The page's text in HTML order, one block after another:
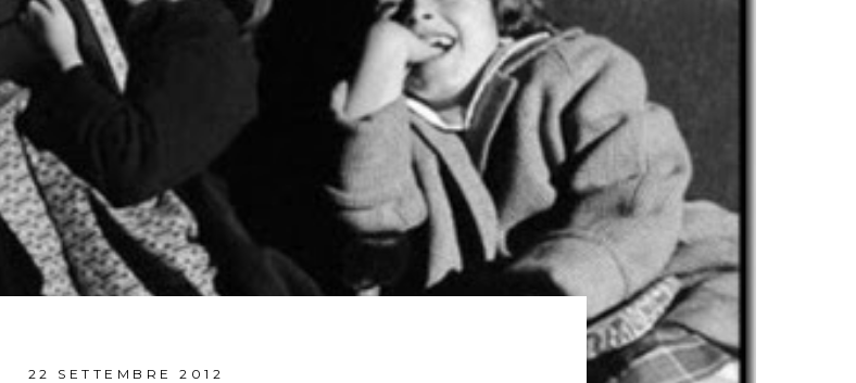
22 SETTEMBRE 2012